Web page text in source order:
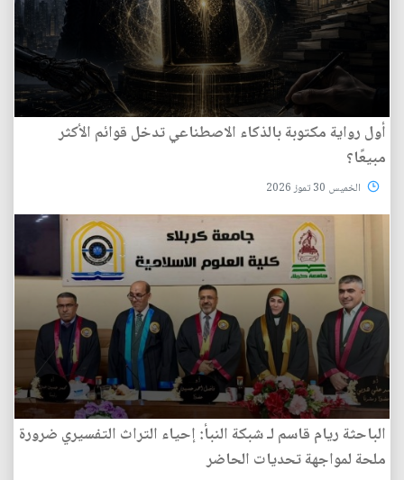
أول رواية مكتوبة بالذكاء الاصطناعي تدخل قوائم الأكثر
مبيعًا؟
الخميس 30 تموز 2026
الباحثة ريام قاسم لـ شبكة النبأ: إحياء التراث التفسيري ضرورة
ملحة لمواجهة تحديات الحاضر